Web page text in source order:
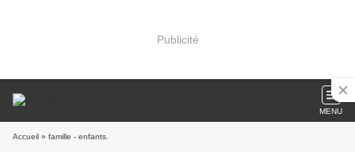
Publicité
MENU
Accueil » famille - enfants.